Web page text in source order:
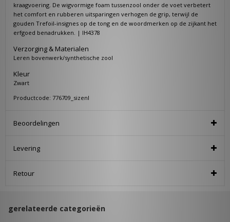
kraagvoering. De wigvormige foam tussenzool onder de voet verbetert
het comfort en rubberen uitsparingen verhogen de grip, terwijl de
gouden Trefoil-insignes op de tong en de woordmerken op de zijkant het
erfgoed benadrukken. | IH4378
Verzorging & Materialen
Leren bovenwerk/synthetische zool
Kleur
Zwart
Productcode: 776709_sizenl
Beoordelingen
Levering
Retour
gerelateerde categorieën